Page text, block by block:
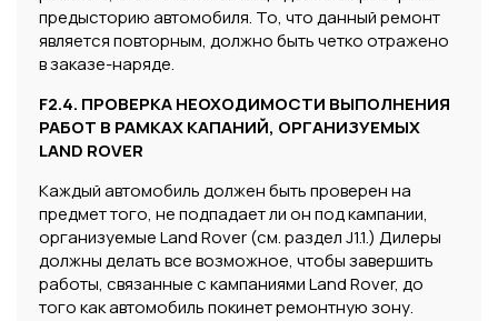
предысторию автомобиля. То, что данный ремонт
является повторным, должно быть четко отражено
в заказе-наряде.
F2.4. ПРОВЕРКА НЕОХОДИМОСТИ ВЫПОЛНЕНИЯ
РАБОТ В РАМКАХ КАПАНИЙ, ОРГАНИЗУЕМЫХ
LAND ROVER
Каждый автомобиль должен быть проверен на
предмет того, не подпадает ли он под кампании,
организуемые Land Rover (см. раздел J1.1.) Дилеры
должны делать все возможное, чтобы завершить
работы, связанные с кампаниями Land Rover, до
того как автомобиль покинет ремонтную зону.